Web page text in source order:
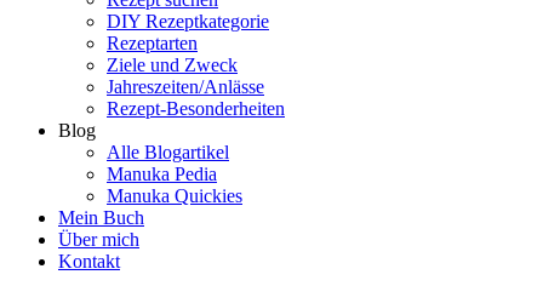
Dein interaktiver DIY Beautyblog
DIY Rezeptkategorie
Rezeptarten
Ziele und Zweck
Jahreszeiten/Anlässe
Rezept-Besonderheiten
Blog
Alle Blogartikel
Manuka Pedia
Manuka Quickies
Mein Buch
Über mich
Kontakt